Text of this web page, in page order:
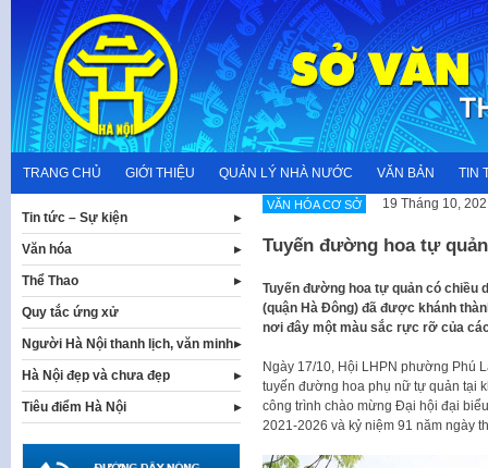
content
TRANG CHỦ GIỚI THIỆU QUẢN LÝ NHÀ NƯỚC VĂN BẢN TIN
VĂN HÓA CƠ SỞ 19 Tháng 10,
Tuyến đường hoa tự
Tuyến đường hoa tự quản có chiều
(quận Hà Đông) đã được khánh
nơi đây một màu sắc rực rỡ của
Ngày 17/10, Hội LHPN phường Phú
tuyến đường hoa phụ nữ tự quản tại
công trình chào mừng Đại hội đại
2021-2026 và kỷ niệm 91 năm ngày
Tin tức – Sự kiện
Văn hóa
Thể Thao
Quy tắc ứng xử
Người Hà Nội thanh lịch, văn minh
Hà Nội đẹp và chưa đẹp
Tiêu điểm Hà Nội